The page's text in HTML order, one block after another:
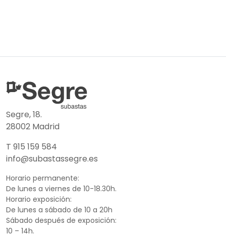
Segre, 18.
28002 Madrid
T 915 159 584
info@subastassegre.es
Horario permanente:
De lunes a viernes de 10-18.30h.
Horario exposición:
De lunes a sábado de 10 a 20h
Sábado después de exposición:
10 – 14h.